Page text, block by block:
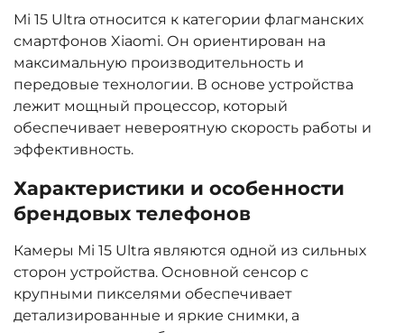
Mi 15 Ultra относится к категории флагманских
смартфонов Xiaomi. Он ориентирован на
максимальную производительность и
передовые технологии. В основе устройства
лежит мощный процессор, который
обеспечивает невероятную скорость работы и
эффективность.
Характеристики и особенности
брендовых телефонов
Камеры Mi 15 Ultra являются одной из сильных
сторон устройства. Основной сенсор с
крупными пикселями обеспечивает
детализированные и яркие снимки, а